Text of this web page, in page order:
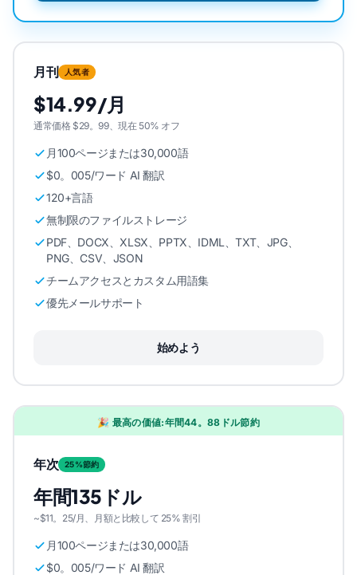
月刊 人気者
$14.99/月
通常価格 $29。99、現在 50% オフ
月100ページまたは30,000語
$0。005/ワード AI 翻訳
120+言語
無制限のファイルストレージ
PDF、DOCX、XLSX、PPTX、IDML、TXT、JPG、
PNG、CSV、JSON
チームアクセスとカスタム用語集
優先メールサポート
始めよう
🎉 最高の価値:年間44。88ドル節約
年次 25%節約
年間135ドル
~$11。25/月、月額と比較して 25% 割引
月100ページまたは30,000語
$0。005/ワード AI 翻訳